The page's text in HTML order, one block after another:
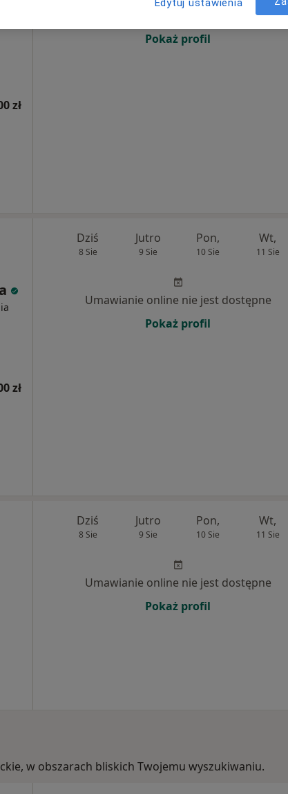
zł
Umawianie online nie jest dostępne
Pokaż profil
zł
Dziś
8 Sie
Jutro
9 Sie
Pon,
10 Sie
Wt,
11 Sie
Umawianie online nie jest dostępne
Pokaż profil
Dziś
8 Sie
Jutro
9 Sie
Pon,
10 Sie
Wt,
11 Sie
Umawianie online nie jest dostępne
Pokaż profil
w obszarach bliskich Twojemu wyszukiwaniu.
Edytuj ustawienia